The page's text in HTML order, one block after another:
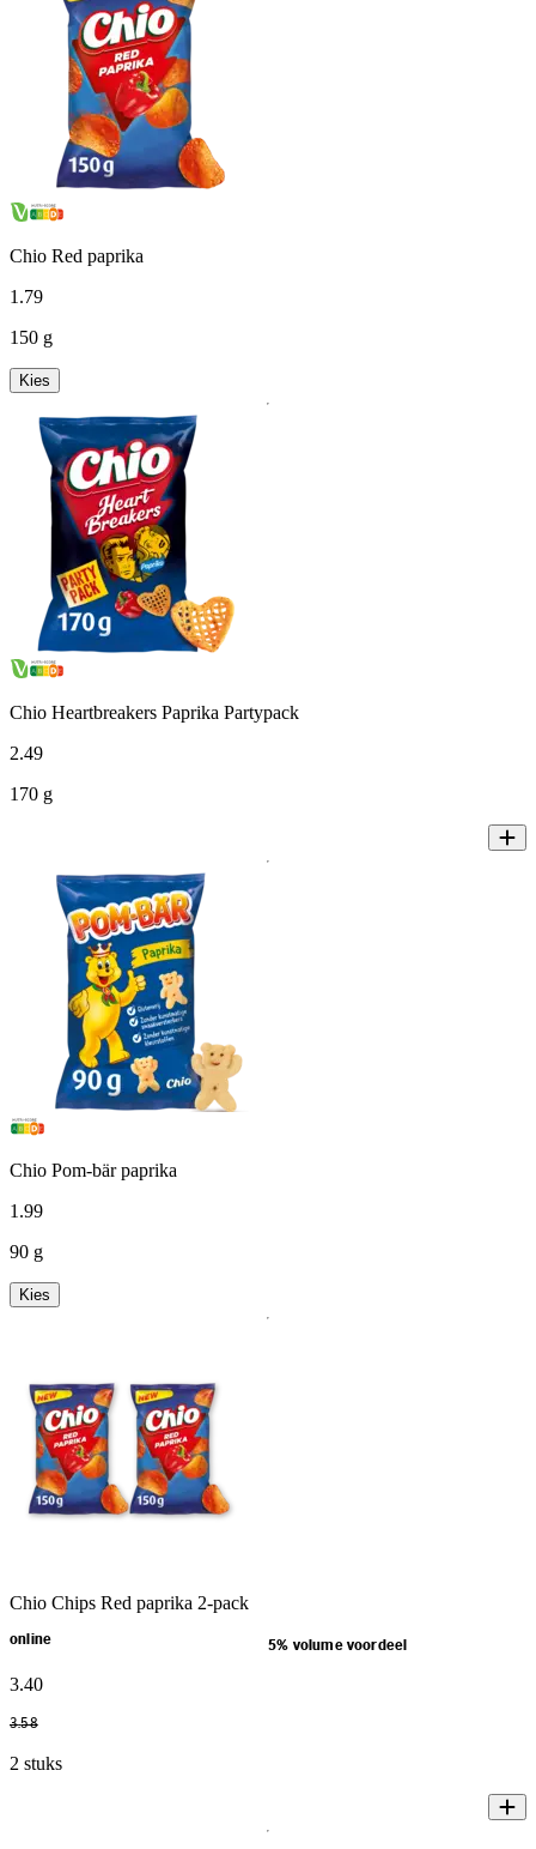
Chio Red paprika
1 .79
150 g
Kies
Chio Heartbreakers Paprika Partypack
2.49
170 g
Chio Pom-bär paprika
1 .99
90 g
Kies
Chio Chips Red paprika 2-pack
online 5% volume voordeel
3.40
3.58
2 stuks